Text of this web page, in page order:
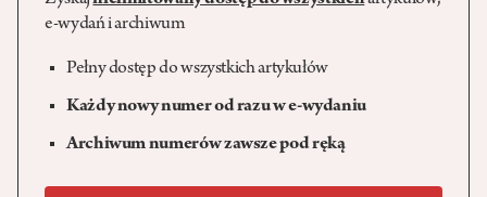
e-wydań i archiwum
Pełny dostęp do wszystkich artykułów
Każdy nowy numer od razu w e-wydaniu
Archiwum numerów zawsze pod ręką